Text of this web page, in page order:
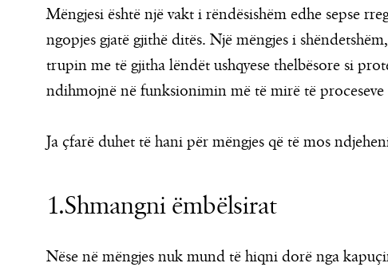
Mëngjesi është një vakt i rëndësishëm edhe sepse
ngopjes gjatë gjithë ditës. Një mëngjes i
trupin me të gjitha lëndët ushqyese thelbësore si
ndihmojnë në funksionimin më të mirë të
Ja çfarë duhet të hani për mëngjes që të mos
1.Shmangni ëmbëlsirat
Nëse në mëngjes nuk mund të hiqni dorë nga